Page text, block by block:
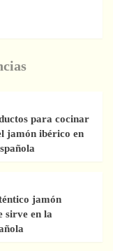
para cocinar
jamón ibérico en
jamón
sirve en la